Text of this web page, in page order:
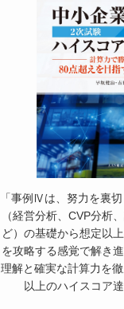
「事例Ⅳは、努力を裏
（経営分析、CVP分析
ど）の基礎から想定以
を攻略する感覚で解き
理解と確実な計算力を
以上のハイスコア